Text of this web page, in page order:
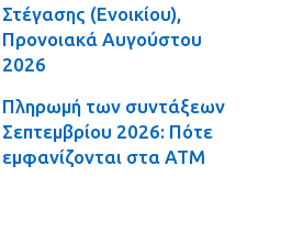
Στέγασης (Ενοικίου),
Προνοιακά Αυγούστου
2026
Πληρωμή των συντάξεων
Σεπτεμβρίου 2026: Πότε
εμφανίζονται στα ΑΤΜ